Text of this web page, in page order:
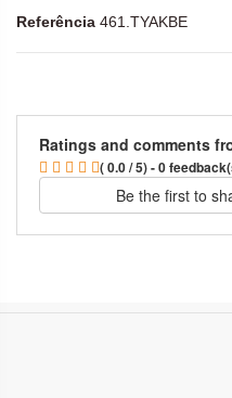
Referência 461.TYAKBE
Ratings and comments
( 0.0 / 5) - 0
Be the first to